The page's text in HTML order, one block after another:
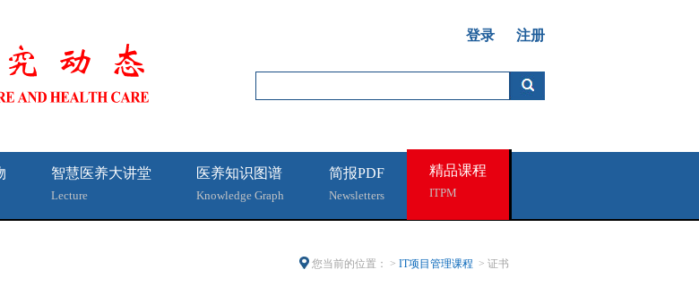
登录 注册
智慧医养大讲堂
Lecture
医养知识图谱
Knowledge Graph
简报PDF
Newsletters
精品课程
ITPM
您当前的位置： > IT项目管理课程 > 证书